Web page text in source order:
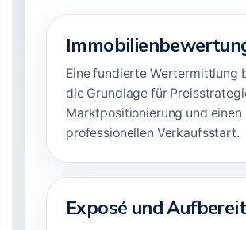
Eine fundierte Wertermittlung
die Grundlage für
Marktpositionierung und einen
professionellen Verkaufsstart.
Exposé und